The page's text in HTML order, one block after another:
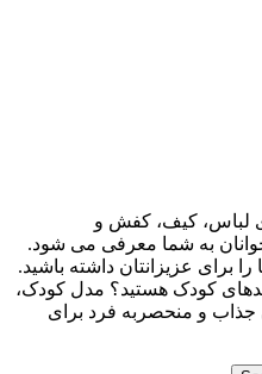
کیف، کفش و
به شما معرفی می شود.
عزیزانتان داشته باشید.
کودک هستید؟ مدل کودک،
و منحصربه فرد برای